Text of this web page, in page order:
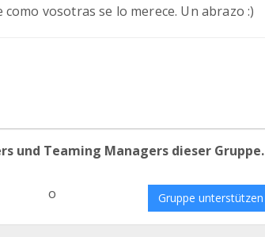
vosotras se lo merece. Un abrazo :)
und Teaming Managers dieser Gruppe.
o Gruppe unterstützen